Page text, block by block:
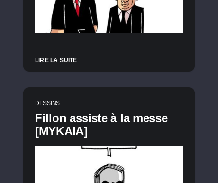
LIRE LA SUITE
DESSINS
Fillon assiste à la messe
[MYKAIA]